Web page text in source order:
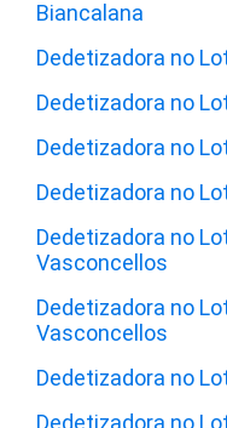
Biancalana
Dedetizadora no
Dedetizadora no
Dedetizadora no
Dedetizadora no
Dedetizadora no
Vasconcellos
Dedetizadora no
Vasconcellos
Dedetizadora no